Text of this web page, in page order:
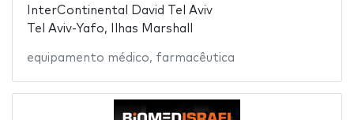
InterContinental David Tel Aviv
Tel Aviv-Yafo, Ilhas Marshall
equipamento médico, farmacêutica